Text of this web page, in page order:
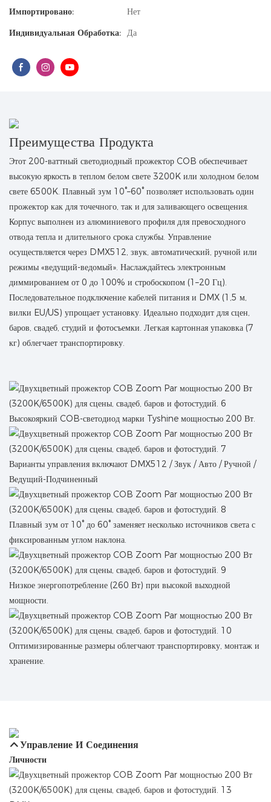
Импортировано:
Нет
Индивидуальная Обработка: Да
Преимущества Продукта
Этот 200-ваттный светодиодный прожектор COB обеспечивает
высокую яркость в теплом белом свете 3200K или холодном белом
свете 6500K. Плавный зум 10°–60° позволяет использовать один
прожектор как для точечного, так и для заливающего освещения.
Корпус выполнен из алюминиевого профиля для превосходного
отвода тепла и длительного срока службы. Управление
осуществляется через DMX512, звук, автоматический, ручной или
режимы «ведущий-ведомый». Наслаждайтесь электронным
диммированием от 0 до 100% и стробоскопом (1–20 Гц).
Последовательное подключение кабелей питания и DMX (1,5 м,
вилки EU/US) упрощает установку. Идеально подходит для сцен,
баров, свадеб, студий и фотосъемки. Легкая картонная упаковка (7
кг) облегчает транспортировку.
Высокояркий COB-светодиод марки Tyshine мощностью 200 Вт.
Варианты управления включают DMX512 / Звук / Авто / Ручной /
Ведущий-Подчиненный
Плавный зум от 10° до 60° заменяет несколько источников света с
фиксированным углом наклона.
Низкое энергопотребление (260 Вт) при высокой выходной
мощности.
Оптимизированные размеры облегчают транспортировку, монтаж и
хранение.
Управление И Соединения
Личности